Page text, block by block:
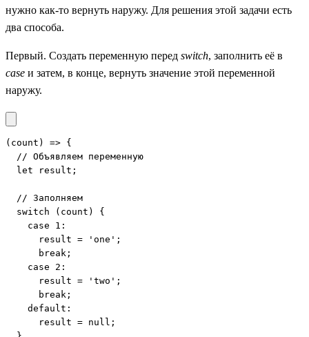
нужно как-то вернуть наружу. Для решения этой задачи есть
два способа.
Первый. Создать переменную перед switch, заполнить её в
case и затем, в конце, вернуть значение этой переменной
наружу.
(count) => {
  // Объявляем переменную
  let result;
  // Заполняем
  switch (count) {
    case 1:
      result = 'one';
      break;
    case 2:
      result = 'two';
      break;
    default:
      result = null;